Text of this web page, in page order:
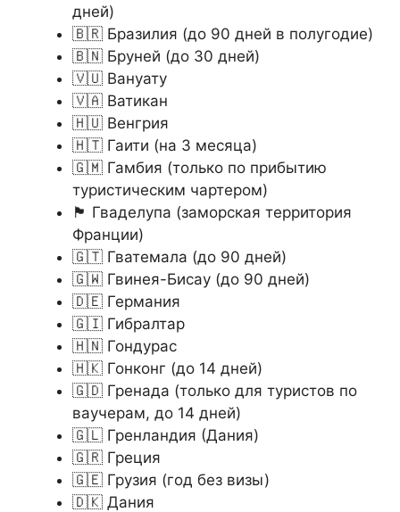
дней)
🇧🇷 Бразилия (до 90 дней в полугодие)
🇧🇳 Бруней (до 30 дней)
🇻🇺 Вануату
🇻🇦 Ватикан
🇭🇺 Венгрия
🇭🇹 Гаити (на 3 месяца)
🇬🇲 Гамбия (только по прибытию
туристическим чартером)
🏴󠁮󠁬󠁢󠁱󠀱󠁿 Гваделупа (заморская территория
Франции)
🇬🇹 Гватемала (до 90 дней)
🇬🇼 Гвинея-Бисау (до 90 дней)
🇩🇪 Германия
🇬🇮 Гибралтар
🇭🇳 Гондурас
🇭🇰 Гонконг (до 14 дней)
🇬🇩 Гренада (только для туристов по
ваучерам, до 14 дней)
🇬🇱 Гренландия (Дания)
🇬🇷 Греция
🇬🇪 Грузия (год без визы)
🇩🇰 Дания